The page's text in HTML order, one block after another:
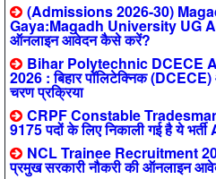
(Admissions 2026-30)
Gaya:Magadh University UG
ऑनलाइन आवेदन कैसे करें?
Bihar Polytechnic DCECE
2026 : बिहार पॉलिटेक्निक
चरण प्रक्रिया
CRPF Constable
9175 पदों के लिए निकाली गई है ये
NCL Trainee Recruitment
प्रमुख सरकारी नौकरी की ऑनलाइन